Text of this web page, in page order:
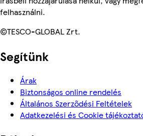
felhasználni.
©TESCO-GLOBAL Zrt.
Segítünk
Árak
Biztonságos online rendelés
Általános Szerződési Feltételek
Adatkezelési és Cookie